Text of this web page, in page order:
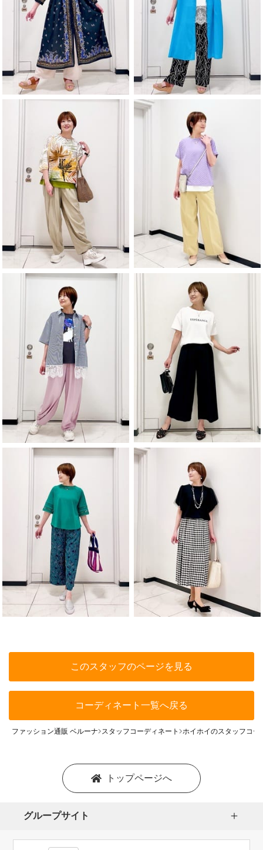
このスタッフのページを見る
コーディネート一覧へ戻る
ファッション通販 ベルーナ スタッフコーディネート ホイホイのスタッフコー
トップページへ
グループサイト